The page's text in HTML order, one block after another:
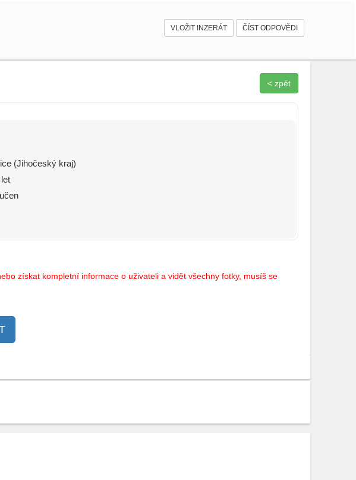
VLOŽIT INZERÁT ČÍST ODPOVĚDI
< zpět
(Jihočeský kraj)
získat kompletní informace o uživateli a vidět všechny fotky, musíš se